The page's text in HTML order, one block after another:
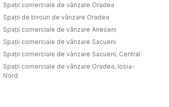
Spații comerciale de vânzare Oradea
Spații de birouri de vânzare Oradea
Spații comerciale de vânzare Arieseni
Spații comerciale de vânzare Sacueni
Spații comerciale de vânzare Sacueni, Central
Spații comerciale de vânzare Oradea, Iosia-
Nord